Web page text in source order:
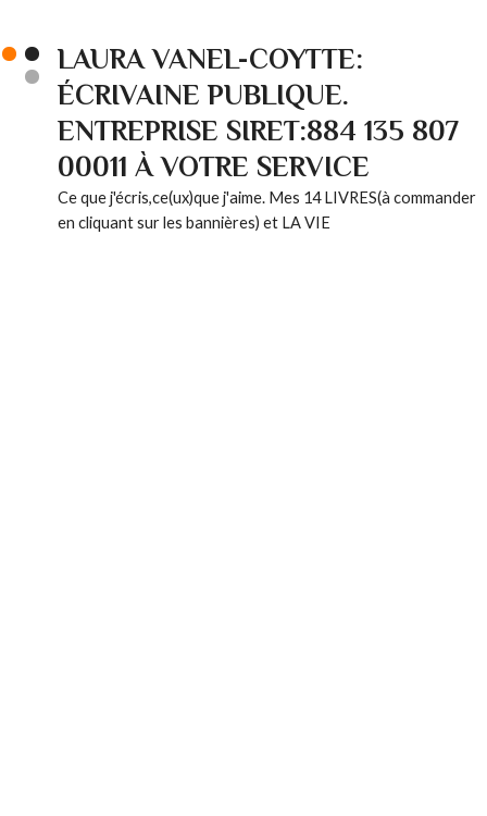
LAURA VANEL-COYTTE:
ÉCRIVAINE PUBLIQUE.
ENTREPRISE SIRET:884 135 807
00011 À VOTRE SERVICE
Ce que j'écris,ce(ux)que j'aime. Mes 14 LIVRES(à commander
en cliquant sur les bannières) et LA VIE